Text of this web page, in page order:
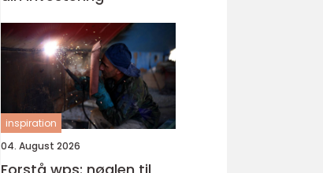
inspiration
04. August 2026